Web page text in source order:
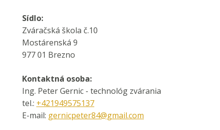
Sídlo:
Zváračská škola č.10
Mostárenská 9
977 01 Brezno
Kontaktná osoba:
Ing. Peter Gernic - technológ zvárania
tel.: +421949575137
E-mail: gernicpeter84@gmail.com